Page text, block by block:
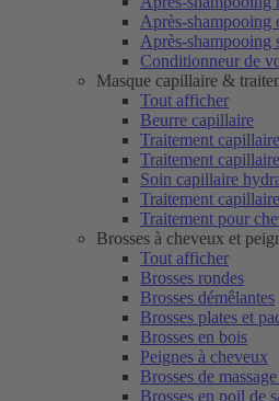
Après-shampooing
Après-shampooing
Conditionneur de
Masque capillaire &
Tout afficher
Beurre capillaire
Traitement
Traitement
Soin capillaire
Traitement
Traitement pour
Brosses à cheveux et
Tout afficher
Brosses rondes
Brosses démêlantes
Brosses plates et
Brosses en bois
Peignes à cheveux
Brosses de
Brosses en poil de